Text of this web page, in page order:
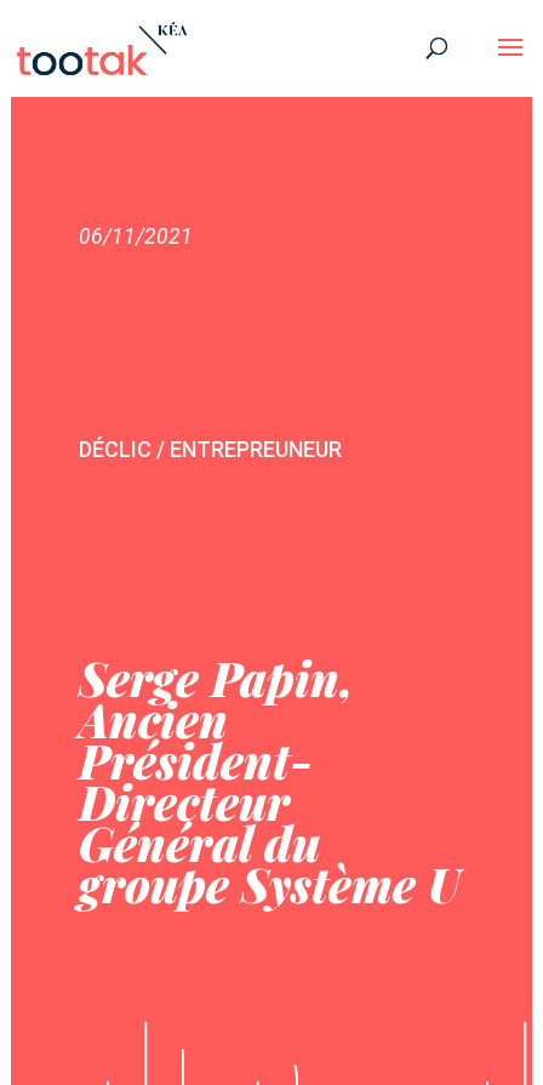
06/11/2021
DÉCLIC / ENTREPREUNEUR
Serge Papin,
Ancien
Président-
Directeur
Général du
groupe Système U